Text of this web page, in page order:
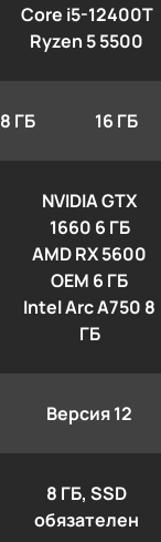
Core i5-12400T
Ryzen 5 5500
8 ГБ 16 ГБ
NVIDIA GTX
1660 6 ГБ
AMD RX 5600
OEM 6 ГБ
Intel Arc A750 8
ГБ
Версия 12
8 ГБ, SSD
обязателен